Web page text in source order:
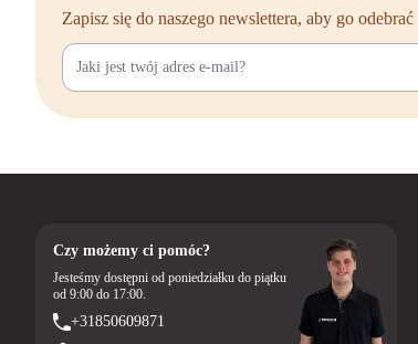
Zapisz się do naszego newslettera, aby go odebrać
Czy możemy ci pomóc?
Jesteśmy dostępni od poniedziałku do piątku
od 9:00 do 17:00.
+31850609871